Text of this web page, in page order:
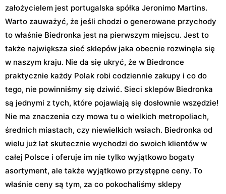
założycielem jest portugalska spółka Jeronimo Martins.
Warto zauważyć, że jeśli chodzi o generowane przychody
to właśnie Biedronka jest na pierwszym miejscu. Jest to
także największa sieć sklepów jaka obecnie rozwinęła się
w naszym kraju. Nie da się ukryć, że w Biedronce
praktycznie każdy Polak robi codziennie zakupy i co do
tego, nie powinniśmy się dziwić. Sieci sklepów Biedronka
są jednymi z tych, które pojawiają się dosłownie wszędzie!
Nie ma znaczenia czy mowa tu o wielkich metropoliach,
średnich miastach, czy niewielkich wsiach. Biedronka od
wielu już lat skutecznie wychodzi do swoich klientów w
całej Polsce i oferuje im nie tylko wyjątkowo bogaty
asortyment, ale także wyjątkowo przystępne ceny. To
właśnie ceny są tym, za co pokochaliśmy sklepy